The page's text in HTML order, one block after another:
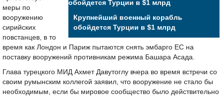
Крупнейший военный корабль
обойдется Турции в $1 млрд
меры по
вооружению
сирийских
повстанцев, в то
время как Лондон и Париж пытаются снять эмбарго ЕС на
поставку вооружений противникам режима Башара Асада.
Глава турецкого МИД Ахмет Давутоглу вчера во время встречи со
своим румынским коллегой заявил, что вооружение не стало бы
необходимым, если бы мировое сообщество было действительно